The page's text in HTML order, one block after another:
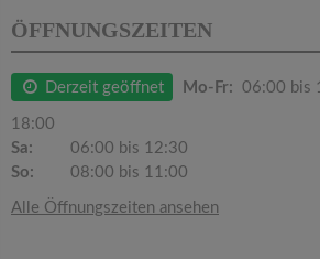
ÖFFNUNGSZEITEN
Derzeit geöffnet Mo-Fr: 06:00 bis
18:00
Sa:
06:00 bis 12:30
So:
08:00 bis 11:00
Alle Öffnungszeiten ansehen
t
i